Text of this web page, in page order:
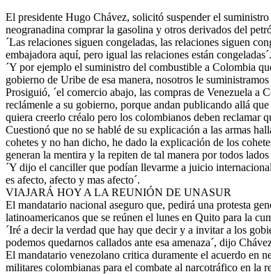
El presidente Hugo Chávez, solicitó suspender el
neogranadina comprar la gasolina y otros derivados del
´Las relaciones siguen congeladas, las relaciones siguen
embajadora aquí, pero igual las relaciones están congeladas´.
´Y por ejemplo el suministro del combustible a Colombia
gobierno de Uribe de esa manera, nosotros le
Prosiguió, ´el comercio abajo, las compras de Venezuela a
reclámenle a su gobierno, porque andan publicando allá
quiera creerlo créalo pero los colombianos deben reclamar
Cuestionó que no se hablé de su explicación a las armas
cohetes y no han dicho, he dado la explicación de los
generan la mentira y la repiten de tal manera por todos
´Y dijo el canciller que podían llevarme a juicio
es afecto, afecto y mas afecto´.
VIAJARÁ HOY A LA REUNIÓN DE UNASUR
El mandatario nacional aseguro que, pedirá una protesta
latinoamericanos que se reúnen el lunes en Quito para la
´Iré a decir la verdad que hay que decir y a invitar a los
podemos quedarnos callados ante esa amenaza´, dijo
El mandatario venezolano critica duramente el acuerdo en
militares colombianas para el combate al narcotráfico en la